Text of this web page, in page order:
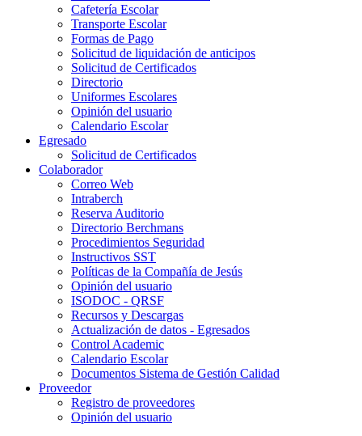
Cafetería Escolar
Transporte Escolar
Formas de Pago
Solicitud de liquidación de anticipos
Solicitud de Certificados
Directorio
Uniformes Escolares
Opinión del usuario
Calendario Escolar
Egresado
Solicitud de Certificados
Colaborador
Correo Web
Intraberch
Reserva Auditorio
Directorio Berchmans
Procedimientos Seguridad
Instructivos SST
Políticas de la Compañía de Jesús
Opinión del usuario
ISODOC - QRSF
Recursos y Descargas
Actualización de datos - Egresados
Control Academic
Calendario Escolar
Documentos Sistema de Gestión Calidad
Proveedor
Registro de proveedores
Opinión del usuario